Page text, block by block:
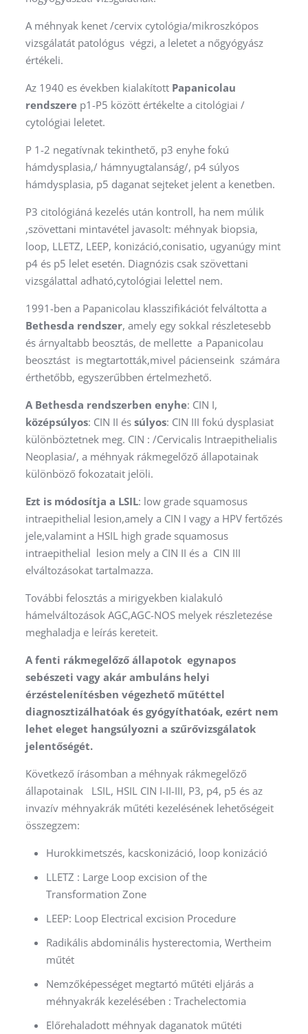
A méhnyak kenet /cervix cytológia/mikroszkópos
vizsgálatát patológus végzi, a leletet a nőgyógyász
értékeli.
Az 1940 es években kialakított Papanicolau
rendszerep1-P5 között értékelte a citológiai /
cytológiai leletet.
P 1-2 negatívnak tekinthető, p3 enyhe fokú
hámdysplasia,/ hámnyugtalanság/, p4 súlyos
hámdysplasia, p5 daganat sejteket jelent a kenetben.
P3 citológiáná kezelés után kontroll, ha nem múlik
,szövettani mintavétel javasolt: méhnyak biopsia,
loop, LLETZ, LEEP, konizáció,conisatio, ugyanúgy mint
p4 és p5 lelet esetén. Diagnózis csak szövettani
vizsgálattal adható,cytológiai lelettel nem.
1991-ben a Papanicolau klasszifikációt felváltotta a
Bethesda rendszer, amely egy sokkal részletesebb
és árnyaltabb beosztás, de mellette a Papanicolau
beosztást is megtartották,mivel pácienseink számára
érthetőbb, egyszerűbben értelmezhető.
A Bethesda rendszerben enyhe: CIN I,
középsúlyos: CIN II és súlyos: CIN III fokú dysplasiat
különböztetnek meg. CIN : /Cervicalis Intraepithelialis
Neoplasia/, a méhnyak rákmegelőző állapotainak
különböző fokozatait jelöli.
Ezt is módosítja a LSIL: low grade squamosus
intraepithelial lesion,amely a CIN I vagy a HPV fertőzés
jele,valamint a HSIL high grade squamosus
intraepithelial lesion mely a CIN II és a CIN III
elváltozásokat tartalmazza.
További felosztás a mirigyekben kialakuló
hámelváltozások AGC,AGC-NOS melyek részletezése
meghaladja e leírás kereteit.
A fenti rákmegelőző állapotok egynapos
sebészeti vagy akár ambuláns helyi
érzéstelenítésben végezhető műtéttel
diagnosztizálhatóak és gyógyíthatóak, ezért nem
lehet eleget hangsúlyozni a szűrővizsgálatok
jelentőségét.
Következő írásomban a méhnyak rákmegelőző
állapotainak LSIL, HSIL CIN I-II-III, P3, p4, p5 és az
invazív méhnyakrák műtéti kezelésének lehetőségeit
összegzem:
Hurokkimetszés, kacskonizáció, loop konizáció
LLETZ : Large Loop excision of the
Transformation Zone
LEEP: Loop Electrical excision Procedure
Radikális abdominális hysterectomia, Wertheim
műtét
Nemzőképességet megtartó műtéti eljárás a
méhnyakrák kezelésében : Trachelectomia
Előrehaladott méhnyak daganatok műtéti